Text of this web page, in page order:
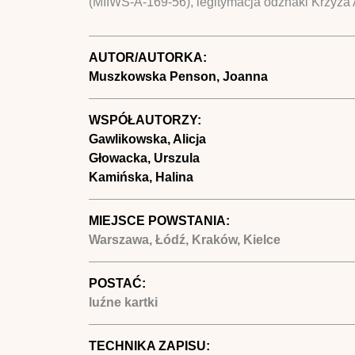
AUTOR/AUTORKA:
Muszkowska Penson, Joanna
WSPÓŁAUTORZY:
Gawlikowska, Alicja
Głowacka, Urszula
Kamińska, Halina
MIEJSCE POWSTANIA:
Warszawa, Łódź, Kraków, Kielce
POSTAĆ:
luźne kartki
TECHNIKA ZAPISU: